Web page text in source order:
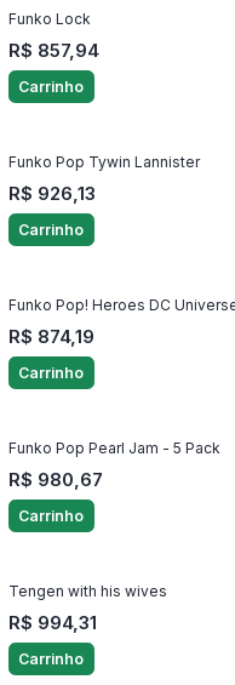
Funko Lock
R$ 857,94
Carrinho
Funko Pop Tywin Lannister
R$ 926,13
Carrinho
Funko Pop! Heroes DC
R$ 874,19
Carrinho
Funko Pop Pearl Jam - 5 Pack
R$ 980,67
Carrinho
Tengen with his wives
R$ 994,31
Carrinho